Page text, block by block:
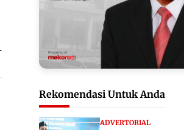
Rekomendasi Untuk Anda
ADVERTORIAL